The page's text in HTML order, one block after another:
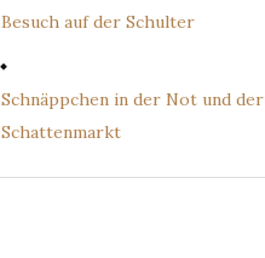
Besuch auf der Schulter
Schnäppchen in der Not und der
Schattenmarkt